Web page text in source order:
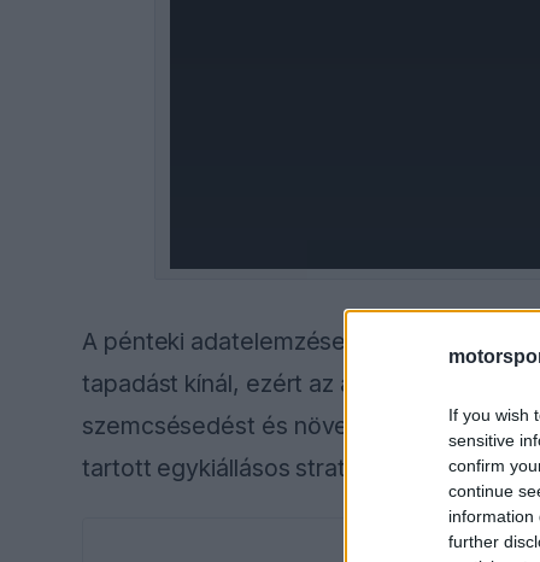
If you wish
sensitive
confirm
continue
information
further
A pénteki adatelemzések arra utaltak,
tapadást kínál, ezért az autók a kelleténél
szemcsésedést és növeli a kopást.
tartott egykiállásos stratégia már nem